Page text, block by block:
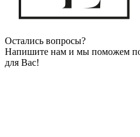
Остались вопросы?
Напишите нам и мы поможем
для Вас!